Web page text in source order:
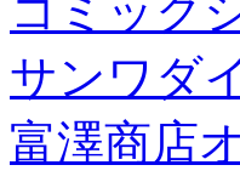
コミック
サンワダ
富澤商店